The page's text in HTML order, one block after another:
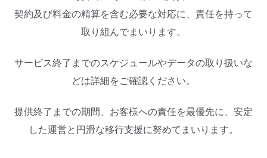
契約及び料金の精算を含む必要な対応に、責任を持って
取り組んでまいります。
サービス終了までのスケジュールやデータの取り扱いな
どは詳細をご確認ください。
提供終了までの期間、お客様への責任を最優先に、安定
した運営と円滑な移行支援に努めてまいります。